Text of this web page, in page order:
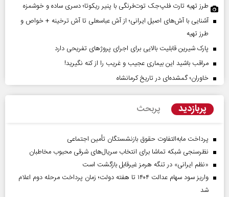
طرز تهیه تارت فلپ‌جک توت‌فرنگی با پنیر ریکوتا؛ دسری ساده و خوشمزه
آشنایی با آش‌های اصیل ایرانی؛ از آش عباسعلی تا آش ترخینه + خواص و
طرز تهیه
پارک شیرین قابلیت‌ بالایی برای اجرای پروژهای تفریحی دارد
مراقب باشید این بیماری عجیب و غریب را از کنه نگیرید!
خاوران؛ گمشده‌ای در تاریخ کرمانشاه
پربازدید پربحث
پرداخت مابه‌التفاوت حقوق بازنشستگان تأمین اجتماعی
نظرسنجی شبکه تماشا برای انتخاب سریال‌های شرقی محبوب مخاطبان
«نظم ایرانی» در تنگه هرمز غیرقابل بازگشت است
واریز سود سهام عدالت ۱۴۰۴ تا هفته دولت؛ زمان پرداخت مرحله دوم اعلام
شد